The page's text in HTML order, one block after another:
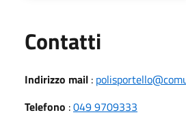
Contatti
Indirizzo mail :
Telefono :049 9709333